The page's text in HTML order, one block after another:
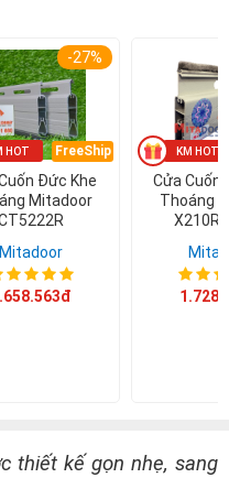
FreeShip
-27%
Đức Khe
Mitadoor
Mitadoor
Cửa Cuốn
Thoáng
X210R
thiết kế gọn nhẹ, sang